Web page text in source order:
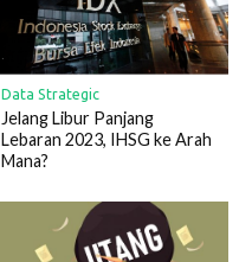
Data Strategic
Jelang Libur Panjang
Lebaran 2023, IHSG ke Arah
Mana?